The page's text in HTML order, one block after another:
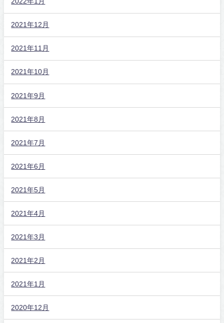
2021年12月
2021年11月
2021年10月
2021年9月
2021年8月
2021年7月
2021年6月
2021年5月
2021年4月
2021年3月
2021年2月
2021年1月
2020年12月